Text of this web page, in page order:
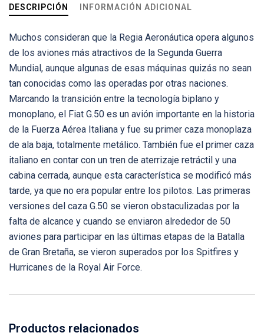
DESCRIPCIÓN INFORMACIÓN ADICIONAL
Muchos consideran que la Regia Aeronáutica opera algunos
de los aviones más atractivos de la Segunda Guerra
Mundial, aunque algunas de esas máquinas quizás no sean
tan conocidas como las operadas por otras naciones.
Marcando la transición entre la tecnología biplano y
monoplano, el Fiat G.50 es un avión importante en la historia
de la Fuerza Aérea Italiana y fue su primer caza monoplaza
de ala baja, totalmente metálico. También fue el primer caza
italiano en contar con un tren de aterrizaje retráctil y una
cabina cerrada, aunque esta característica se modificó más
tarde, ya que no era popular entre los pilotos. Las primeras
versiones del caza G.50 se vieron obstaculizadas por la
falta de alcance y cuando se enviaron alrededor de 50
aviones para participar en las últimas etapas de la Batalla
de Gran Bretaña, se vieron superados por los Spitfires y
Hurricanes de la Royal Air Force.
Productos relacionados